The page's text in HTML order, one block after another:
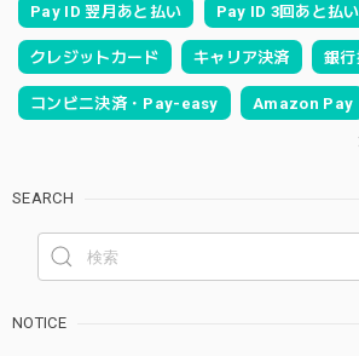
Pay ID 翌月あと払い Pay ID 3回あと払い
クレジットカード キャリア決済 銀
コンビニ決済・Pay-easy Amazon Pay
SEARCH
NOTICE